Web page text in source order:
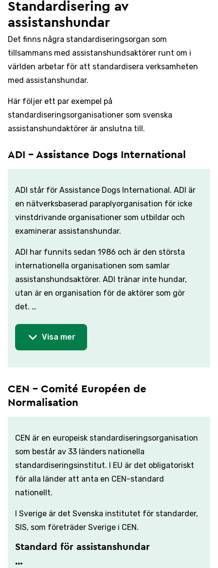
Standardisering av
assistanshundar
Det finns några standardiseringsorgan som
tillsammans med assistanshundsaktörer runt om i
världen arbetar för att standardisera verksamheten
med assistanshundar.
Här följer ett par exempel på
standardiseringsorganisationer som svenska
assistanshundaktörer är anslutna till.
ADI - Assistance Dogs International
ADI står för Assistance Dogs International. ADI är
en nätverksbaserad paraplyorganisation för icke
vinstdrivande organisationer som utbildar och
examinerar assistanshundar.
ADI har funnits sedan 1986 och är den största
internationella organisationen som samlar
assistanshundsaktörer. ADI tränar inte hundar,
utan är en organisation för de aktörer som gör
det. …
Visa mer
CEN - Comité Européen de
Normalisation
CEN är en europeisk standardiseringsorganisation
som består av 33 länders nationella
standardiseringsinstitut. I EU är det obligatoriskt
för alla länder att anta en CEN-standard
nationellt.
I Sverige är det Svenska institutet för standarder,
SIS, som företräder Sverige i CEN.
Standard för assistanshundar
…